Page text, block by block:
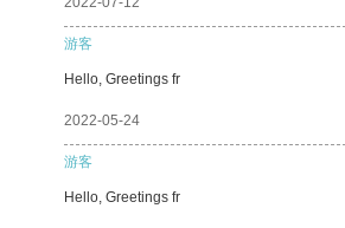
游客
Hello, Greetings fr
2022-05-24
游客
Hello, Greetings fr